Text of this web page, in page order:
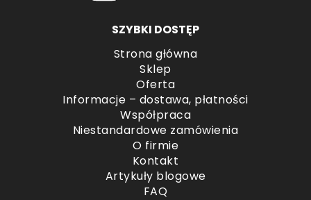
SZYBKI DOSTĘP
Strona główna
Sklep
Oferta
Informacje – dostawa, płatności
Współpraca
Niestandardowe zamówienia
O firmie
Kontakt
Artykuły blogowe
FAQ